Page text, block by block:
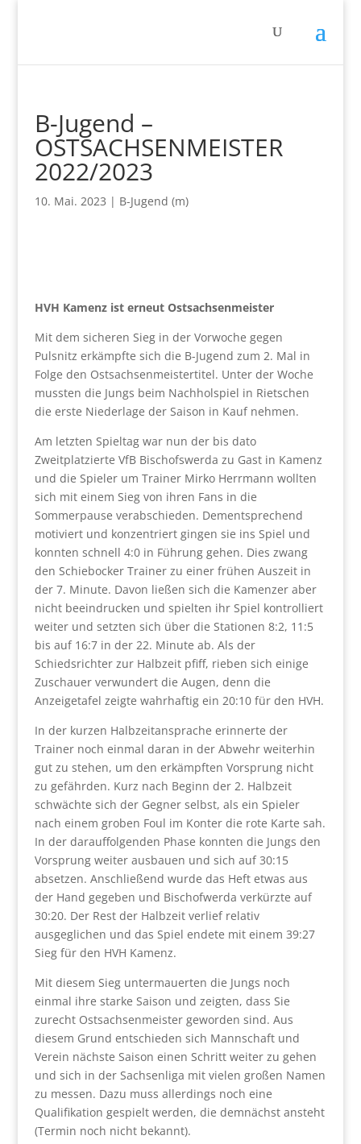
B-Jugend –
OSTSACHSENMEISTER
2022/2023
10. Mai. 2023 | B-Jugend (m)
HVH Kamenz ist erneut Ostsachsenmeister
Mit dem sicheren Sieg in der Vorwoche gegen
Pulsnitz erkämpfte sich die B-Jugend zum 2. Mal in
Folge den Ostsachsenmeistertitel. Unter der Woche
mussten die Jungs beim Nachholspiel in Rietschen
die erste Niederlage der Saison in Kauf nehmen.
Am letzten Spieltag war nun der bis dato
Zweitplatzierte VfB Bischofswerda zu Gast in Kamenz
und die Spieler um Trainer Mirko Herrmann wollten
sich mit einem Sieg von ihren Fans in die
Sommerpause verabschieden. Dementsprechend
motiviert und konzentriert gingen sie ins Spiel und
konnten schnell 4:0 in Führung gehen. Dies zwang
den Schiebocker Trainer zu einer frühen Auszeit in
der 7. Minute. Davon ließen sich die Kamenzer aber
nicht beeindrucken und spielten ihr Spiel kontrolliert
weiter und setzten sich über die Stationen 8:2, 11:5
bis auf 16:7 in der 22. Minute ab. Als der
Schiedsrichter zur Halbzeit pfiff, rieben sich einige
Zuschauer verwundert die Augen, denn die
Anzeigetafel zeigte wahrhaftig ein 20:10 für den HVH.
In der kurzen Halbzeitansprache erinnerte der
Trainer noch einmal daran in der Abwehr weiterhin
gut zu stehen, um den erkämpften Vorsprung nicht
zu gefährden. Kurz nach Beginn der 2. Halbzeit
schwächte sich der Gegner selbst, als ein Spieler
nach einem groben Foul im Konter die rote Karte sah.
In der darauffolgenden Phase konnten die Jungs den
Vorsprung weiter ausbauen und sich auf 30:15
absetzen. Anschließend wurde das Heft etwas aus
der Hand gegeben und Bischofwerda verkürzte auf
30:20. Der Rest der Halbzeit verlief relativ
ausgeglichen und das Spiel endete mit einem 39:27
Sieg für den HVH Kamenz.
Mit diesem Sieg untermauerten die Jungs noch
einmal ihre starke Saison und zeigten, dass Sie
zurecht Ostsachsenmeister geworden sind. Aus
diesem Grund entschieden sich Mannschaft und
Verein nächste Saison einen Schritt weiter zu gehen
und sich in der Sachsenliga mit vielen großen Namen
zu messen. Dazu muss allerdings noch eine
Qualifikation gespielt werden, die demnächst ansteht
(Termin noch nicht bekannt).